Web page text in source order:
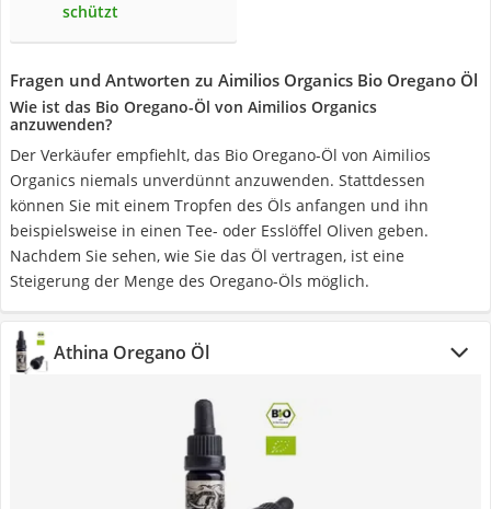
schützt
Fragen und Antworten zu Aimilios Organics Bio Oregano Öl
Wie ist das Bio Oregano-Öl von Aimilios Organics
anzuwenden?
Der Verkäufer empfiehlt, das Bio Oregano-Öl von Aimilios
Organics niemals unverdünnt anzuwenden. Stattdessen
können Sie mit einem Tropfen des Öls anfangen und ihn
beispielsweise in einen Tee- oder Esslöffel Oliven geben.
Nachdem Sie sehen, wie Sie das Öl vertragen, ist eine
Steigerung der Menge des Oregano-Öls möglich.
Athina Oregano Öl